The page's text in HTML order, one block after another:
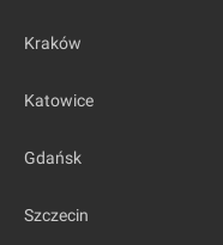
Kraków
Katowice
Gdańsk
Szczecin